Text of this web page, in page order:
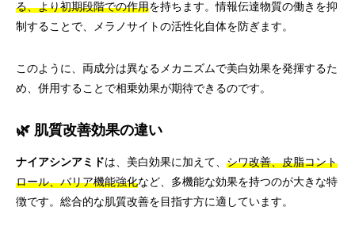
る、より初期段階での作用を持ちます。情報伝達物質の働きを抑
制することで、メラノサイトの活性化自体を防ぎます。
このように、両成分は異なるメカニズムで美白効果を発揮するた
め、併用することで相乗効果が期待できるのです。
🌿 肌質改善効果の違い
ナイアシンアミドは、美白効果に加えて、 シワ改善、皮脂コント
ロール、バリア機能強化など、多機能な効果を持つのが大きな特
徴です。総合的な肌質改善を目指す方に適しています。